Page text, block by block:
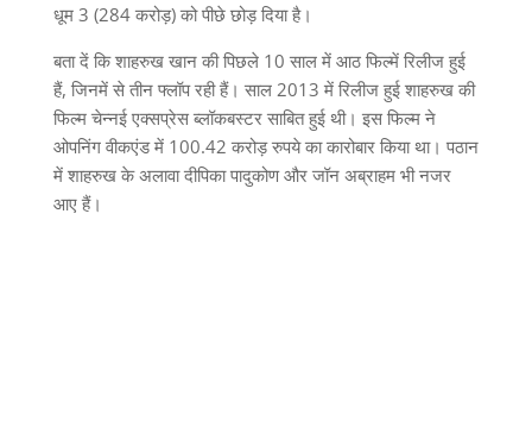
धूम 3 (284 करोड़) को पीछे छोड़ दिया है।
बता दें कि शाहरुख खान की पिछले 10 साल में आठ फिल्में रिलीज हुई
हैं, जिनमें से तीन फ्लॉप रही हैं। साल 2013 में रिलीज हुई शाहरुख की
फिल्म चेन्नई एक्सप्रेस ब्लॉकबस्टर साबित हुई थी। इस फिल्म ने
ओपनिंग वीकएंड में 100.42 करोड़ रुपये का कारोबार किया था। पठान
में शाहरुख के अलावा दीपिका पादुकोण और जॉन अब्राहम भी नजर
आए हैं।